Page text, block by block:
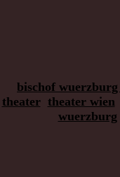
bischof wuerzburg
theater theater wien
wuerzburg